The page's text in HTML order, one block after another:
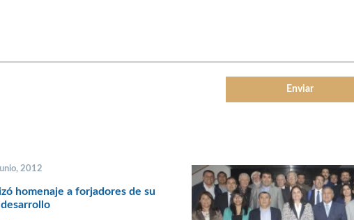
2012
homenaje a forjadores de su